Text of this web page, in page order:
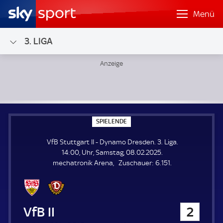
Menü
3. LIGA
SPIELENDE
P
E
L
E
N
VfB Stuttgart II - Dynamo Dresden. 3. Liga.
14:00, Uhr, Samstag, 08.02.2025.
mechatronik Arena
Zuschauer: Z
6.151.
VfB Stuttgart II 2